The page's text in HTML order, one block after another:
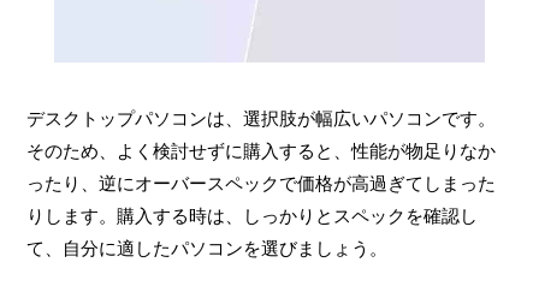
デスクトップパソコンは、選択肢が幅広いパソコンです。
そのため、よく検討せずに購入すると、性能が物足りなか
ったり、逆にオーバースペックで価格が高過ぎてしまった
りします。購入する時は、しっかりとスペックを確認し
て、自分に適したパソコンを選びましょう。